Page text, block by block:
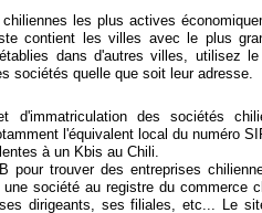
les plus actives
contient les villes avec le plus
dans d'autres villes, utilisez
sociétés quelle que soit leur adresse.
d'immatriculation des sociétés
l'équivalent local du numéro
à un Kbis au Chili.
pour trouver des entreprises
société au registre du commerce
dirigeants, ses filiales, etc... Le